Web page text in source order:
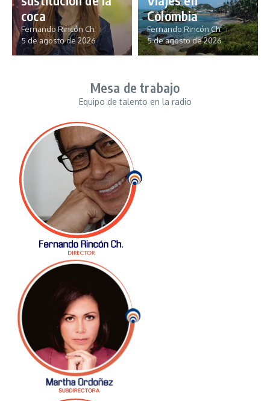
coca
Fernando Rincón Ch.
5 de agosto de 2026
Colombia
Fernando Rincón Ch.
5 de agosto de 2026
Mesa de trabajo
Equipo de talento en la radio